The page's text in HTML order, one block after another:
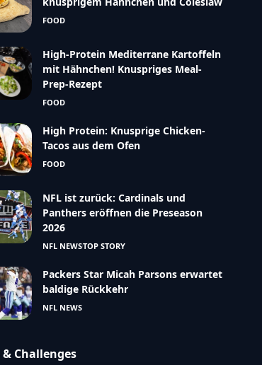
FOOD
High-Protein Mediterrane Kartoffeln
mit Hähnchen! Knuspriges Meal-
Prep-Rezept
FOOD
High Protein: Knusprige Chicken-
Tacos aus dem Ofen
FOOD
NFL ist zurück: Cardinals und
Panthers eröffnen die Preseason
2026
NFL NEWSTOP STORY
Packers Star Micah Parsons erwartet
baldige Rückkehr
NFL NEWS
& Challenges